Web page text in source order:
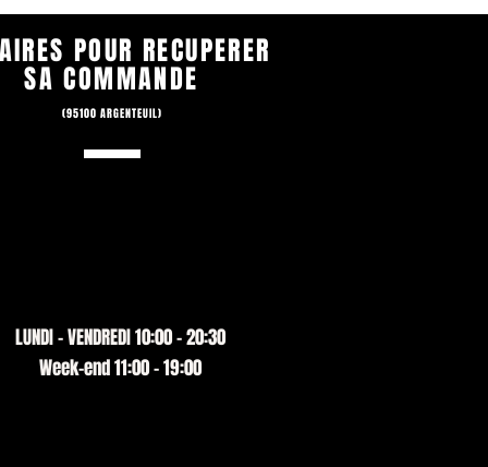
POUR RECUPERER
SA COMMANDE
(95100 ARGENTEUIL)
LUNDI - VENDREDI 10:00 - 20:30
Week-end 11:00 - 19:00